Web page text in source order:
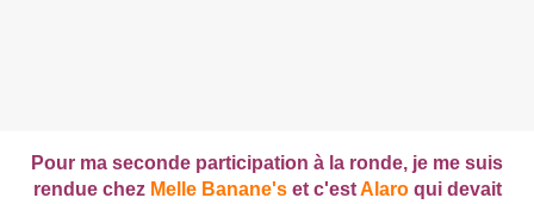
Pour ma seconde participation à la ronde, je me suis
rendue chez Melle Banane'set c'estAlaroqui devait